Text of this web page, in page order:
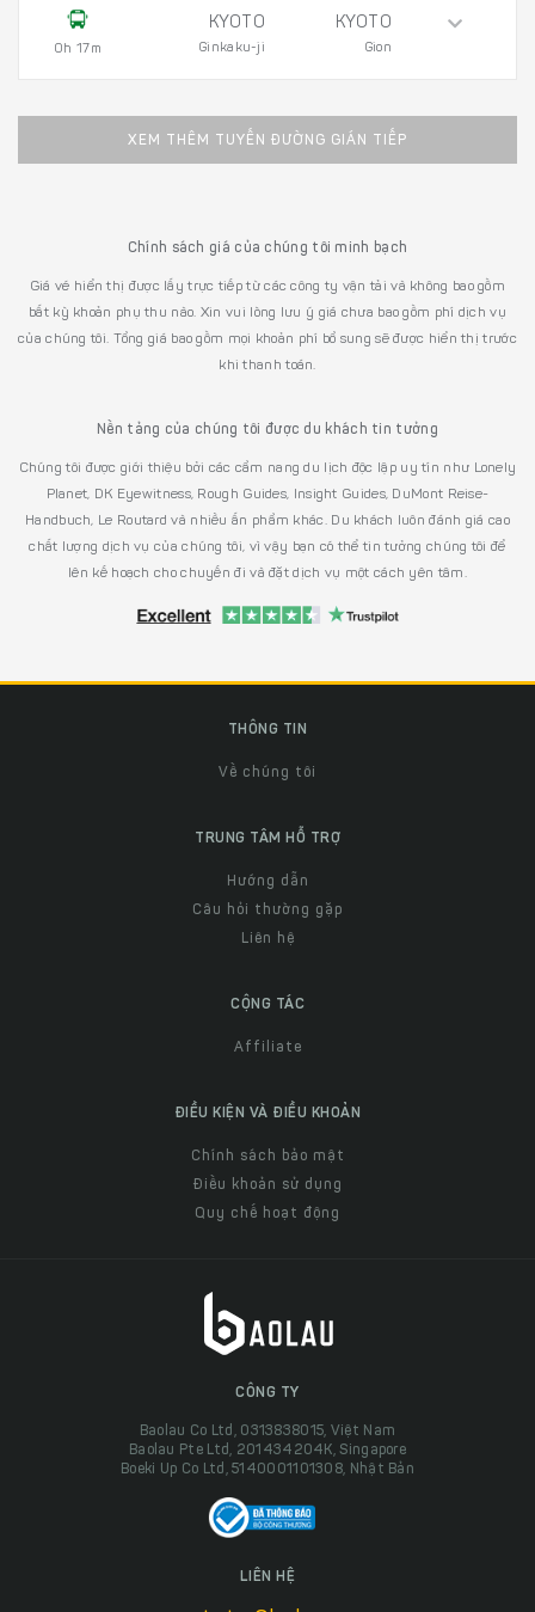
0h 17m
KYOTO
Ginkaku-ji
KYOTO
Gion
XEM THÊM TUYẾN ĐƯỜNG GIÁN TIẾP
Chính sách giá của chúng tôi minh bạch
Giá vé hiển thị được lấy trực tiếp từ các công ty vận tải và không bao gồm
bất kỳ khoản phụ thu nào. Xin vui lòng lưu ý giá chưa bao gồm phí dịch vụ
của chúng tôi. Tổng giá bao gồm mọi khoản phí bổ sung sẽ được hiển thị trước
khi thanh toán.
Nền tảng của chúng tôi được du khách tin tưởng
Chúng tôi được giới thiệu bởi các cẩm nang du lịch độc lập uy tín như Lonely
Planet, DK Eyewitness, Rough Guides, Insight Guides, DuMont Reise-
Handbuch, Le Routard và nhiều ấn phẩm khác. Du khách luôn đánh giá cao
chất lượng dịch vụ của chúng tôi, vì vậy bạn có thể tin tưởng chúng tôi để
lên kế hoạch cho chuyến đi và đặt dịch vụ một cách yên tâm.
THÔNG TIN
Về chúng tôi
TRUNG TÂM HỖ TRỢ
Hướng dẫn
Câu hỏi thường gặp
Liên hệ
CỘNG TÁC
Affiliate
ĐIỀU KIỆN VÀ ĐIỀU KHOẢN
Chính sách bảo mật
Điều khoản sử dụng
Quy chế hoạt động
CÔNG TY
Baolau Co Ltd, 0313838015, Việt Nam
Baolau Pte Ltd, 201434204K, Singapore
Boeki Up Co Ltd, 5140001101308, Nhật Bản
LIÊN HỆ